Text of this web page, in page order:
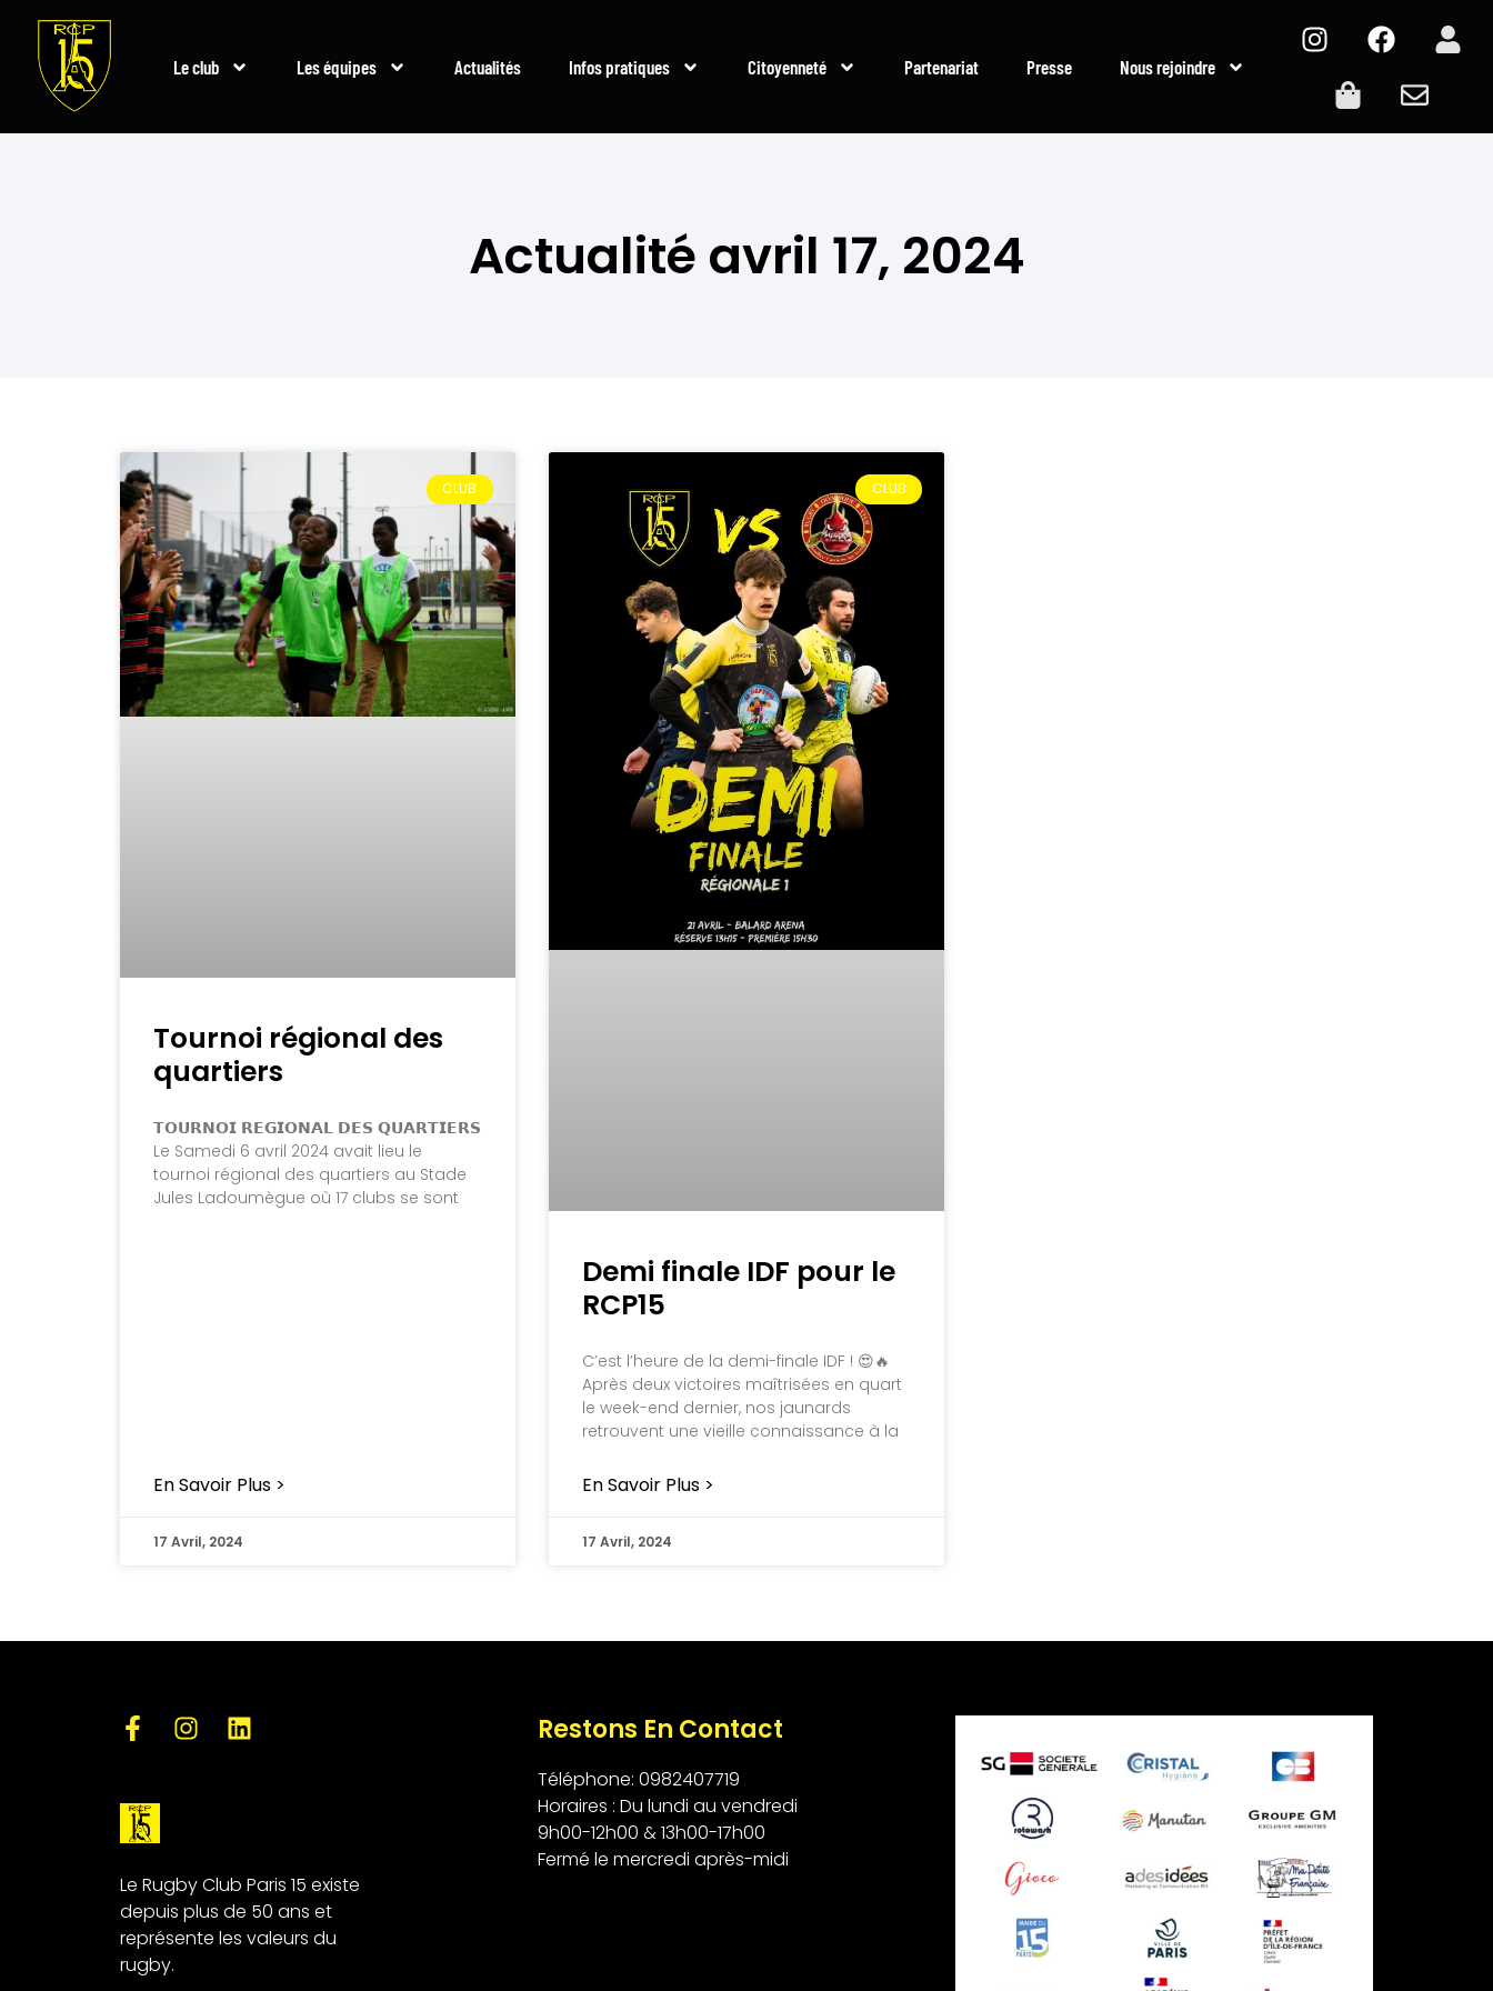
Le club Les équipes Actualités Infos pratiques Citoyenneté Partenariat Presse Nous rejoindre
Actualité avril 17, 2024
CLUB
Tournoi régional des
quartiers
𝗧𝗢𝗨𝗥𝗡𝗢𝗜 𝗥𝗘𝗚𝗜𝗢𝗡𝗔𝗟 𝗗𝗘𝗦 𝗤𝗨𝗔𝗥𝗧𝗜𝗘𝗥𝗦
Le Samedi 6 avril 2024 avait lieu le
tournoi régional des quartiers au Stade
Jules Ladoumègue où 17 clubs se sont
En Savoir Plus >
17 Avril, 2024
CLUB
Demi finale IDF pour le
RCP15
C’est l’heure de la demi-finale IDF ! 😍🔥
Après deux victoires maîtrisées en quart
le week-end dernier, nos jaunards
retrouvent une vieille connaissance à la
En Savoir Plus >
17 Avril, 2024
Le Rugby Club Paris 15 existe
depuis plus de 50 ans et
représente les valeurs du
rugby.
Restons En Contact
Téléphone: 0982407719
Horaires : Du lundi au vendredi
9h00-12h00 & 13h00-17h00
Fermé le mercredi après-midi